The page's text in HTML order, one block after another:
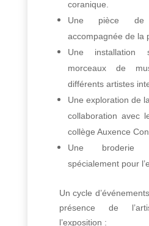
coranique.
Une pièce de
accompagnée de la
Une installation
morceaux de
différents artistes
Une exploration de
collaboration avec
collège Auxence
Une broderie
spécialement pour
Un cycle
présence de
l’exposition :